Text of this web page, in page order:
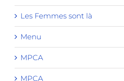
Les Femmes sont là
Menu
MPCA
MPCA